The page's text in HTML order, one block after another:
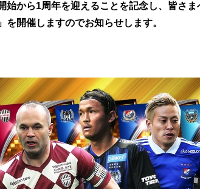
始から1周年を迎えることを記念し、皆さ
を開催しますのでお知らせします。